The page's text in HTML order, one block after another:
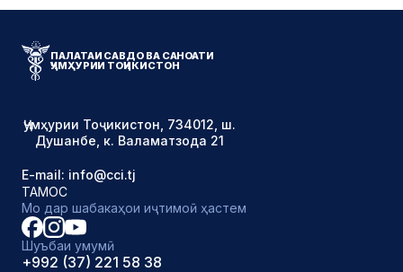
ПАЛАТАИ САВДО ВА САНОАТИ
ҶУМҲУРИИ ТОҶИКИСТОН
Ҷумҳурии Тоҷикистон, 734012, ш.
Душанбе, к. Валаматзода 21
E-mail: info@cci.tj
ТАМОС
Мо дар шабакаҳои иҷтимоӣ ҳастем
Шуъбаи умумӣ
+992 (37) 221 58 38